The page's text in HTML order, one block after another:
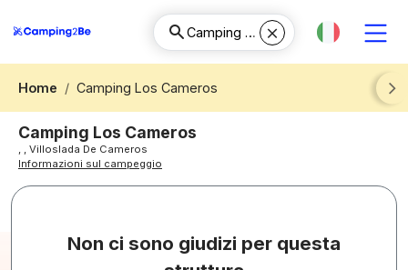
Home
Camping Los Cameros
Next
Camping Los Cameros
, , Villoslada De Cameros
Informazioni sul campeggio
Non ci sono giudizi per questa